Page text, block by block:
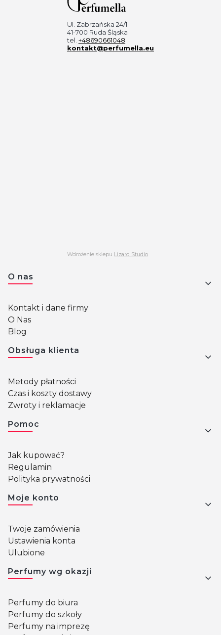
Ul. Zabrzańska 24/1
41-700 Ruda Śląska
tel. +48690661048
kontakt@perfumella.eu
Wdrożenie sklepu Lizard Studio
Linki w stopce
O nas
Kontakt i dane firmy
O Nas
Blog
Obsługa klienta
Metody płatności
Czas i koszty dostawy
Zwroty i reklamacje
Pomoc
Jak kupować?
Regulamin
Polityka prywatności
Moje konto
Twoje zamówienia
Ustawienia konta
Ulubione
Perfumy wg okazji
Perfumy do biura
Perfumy do szkoły
Perfumy na imprezę